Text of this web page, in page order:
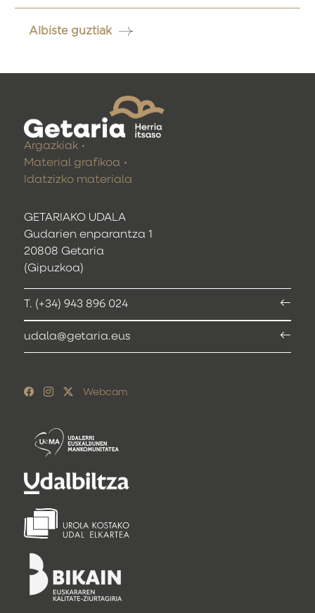
Albiste guztiak
GETARIAKO UDALA
Gudarien enparantza 1
20808 Getaria
(Gipuzkoa)
T. (+34) 943 896 024
udala@getaria.eus
Argazkiak
Material grafikoa
Idatzizko materiala
Webcam